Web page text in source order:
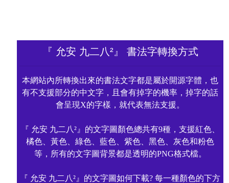
『 允安 九二八²』 書法字轉換方式
本網站內所轉換出來的書法文字都是屬於開源字體，也
有不支援部分的中文字，且會有掉字的機率，掉字的話
會呈現X的字樣，就代表無法支援。
『 允安 九二八²』的文字圖顏色總共有9種，支援紅色、
橘色、黃色、綠色、藍色、紫色、黑色、灰色和粉色
等，所有的文字圖背景都是透明的PNG格式檔。
『 允安 九二八²』的文字圖如何下載? 每一種顏色的下方